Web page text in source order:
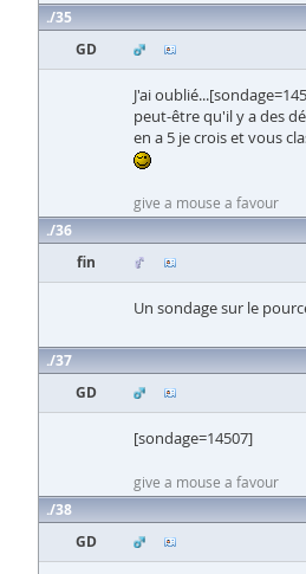
35
GD
J'ai
peut-être qu'il y a des
en a 5 je crois et vous
give a mouse a favour
36
fin
Un sondage sur le
37
GD
[sondage=14507]
give a mouse a favour
38
GD